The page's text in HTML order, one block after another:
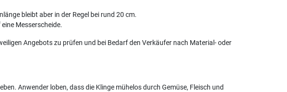
bleibt aber in der Regel bei rund 20 cm.
Messerscheide.
Angebots zu prüfen und bei Bedarf den Verkäufer nach Material- oder
Anwender loben, dass die Klinge mühelos durch Gemüse, Fleisch und